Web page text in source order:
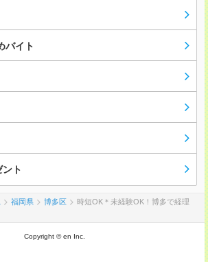
バイト
ト
福岡県 博多区
時短OK＊未経験OK！博多で経理
Copyright © en Inc.